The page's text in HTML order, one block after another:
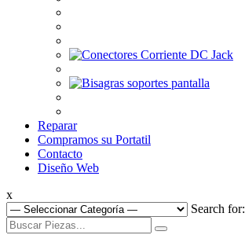
Reparar
Compramos su Portatil
Contacto
Diseño Web
x
Search for: